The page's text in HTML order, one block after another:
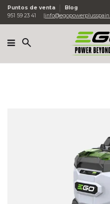
Puntos de venta
Blog
951 59 23 41